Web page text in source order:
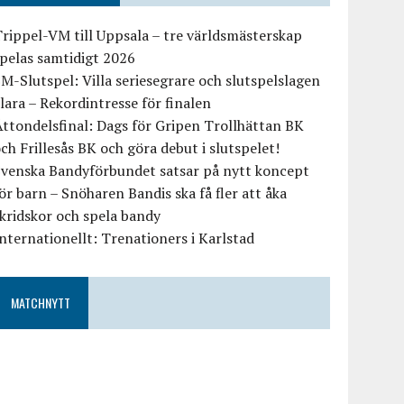
VM till Uppsala – tre världsmästerskap
samtidigt 2026
Slutspel: Villa seriesegrare och slutspelslagen
– Rekordintresse för finalen
Dags för Gripen Trollhättan BK
Frillesås BK och göra debut i slutspelet!
Bandyförbundet satsar på nytt koncept
barn – Snöharen Bandis ska få fler att åka
och spela bandy
Trenationers i Karlstad
MATCHNYTT